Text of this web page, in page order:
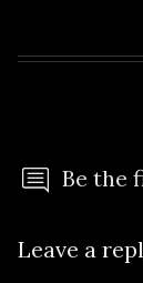
Be the
Leave a